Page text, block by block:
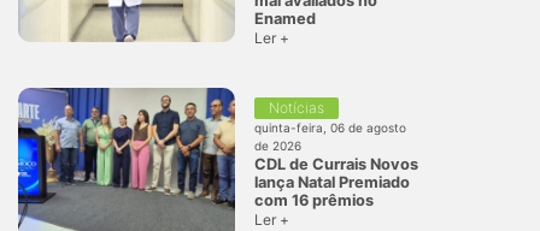
Enamed
Ler +
Notícias
quinta-feira, 06 de agosto
de 2026
CDL de Currais Novos
lança Natal Premiado
com 16 prêmios
Ler +